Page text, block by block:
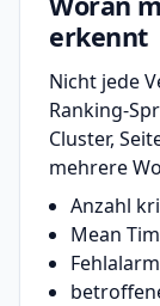
erkennt
Nicht jede
Ranking-
Cluster,
mehrere
Anzahl
Mean